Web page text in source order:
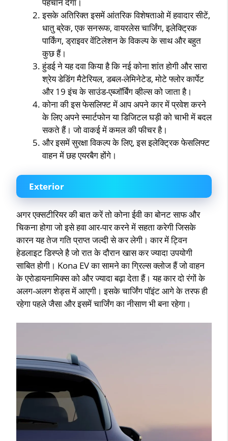
पहचान देगा।
इसके अतिरिक्त इसमें आंतरिक विशेषताओ में हवादार सीटें,
धातु ब्रेक, एक सनरूफ, वायरलेस चार्जिंग, इलेक्ट्रिक
पार्किंग, ड्राइवर वेंटिलेशन के विकल्प के साथ और बहुत
कुछ हैं।
हुंडई ने यह दवा किया है कि नई कोना शांत होगी और सारा
श्रेय डेडिंग मैटेरियल, डबल-लेमिनेटेड, मोटे फ्लोर कार्पेट
और 19 इंच के साउंड-एब्जॉर्बिंग व्हील्स को जाता है।
कोना की इस फेसलिफ्ट में आप अपने कार में प्रवेश करने
के लिए अपने स्मार्टफोन या डिजिटल घड़ी को चाभी में बदल
सकते हैं। जो वाकई में कमल की फीचर है।
और इसमें सुरक्षा विकल्प के लिए, इस इलेक्ट्रिक फेसलिफ्ट
वाहन में छह एयरबैग होंगे।
Exterior
अगर एक्सटीरियर की बात करें तो कोना ईवी का बोनट साफ और
चिकना होगा जो इसे हवा आर-पार करने में सहता करेगी जिसके
कारन यह तेज गति प्राप्त जल्दी से कर लेगी। कार में ट्विन
हेडलाइट डिस्प्ले है जो रात के दौरान खास कर ज्यादा उपयोगी
साबित होगी। Kona EV का सामने का ग्रिल्स क्लोज हैं जो वाहन
के एरोडायनामिक्स को और ज्यादा बढ़ा देता हैं। यह कार दो रंगों के
अलग-अलग शेड्स में आएगी। इसके चार्जिंग पॉइंट आगे के तरफ ही
रहेगा पहले जैसा और इसमें चार्जिंग का नीसाण भी बना रहेगा।